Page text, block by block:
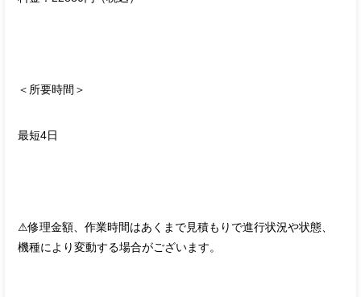
＜所要時間＞
最短4日
⚠︎修理金額、作業時間はあくまで見積もりで進行状況や状態、
機種により変動する場合がございます。